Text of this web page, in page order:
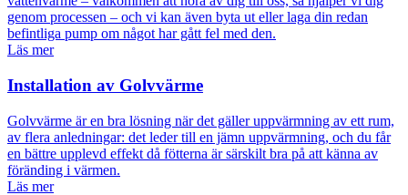
genom processen – och vi kan även byta ut eller laga din redan
befintliga pump om något har gått fel med den.
Läs mer
Installation av Golvvärme
Golvvärme är en bra lösning när det gäller uppvärmning av ett rum,
av flera anledningar: det leder till en jämn uppvärmning, och du får
en bättre upplevd effekt då fötterna är särskilt bra på att känna av
föränding i värmen.
Läs mer